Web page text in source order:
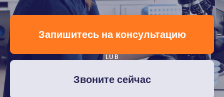
Запишитесь на консультацию
LUB
Звоните сейчас